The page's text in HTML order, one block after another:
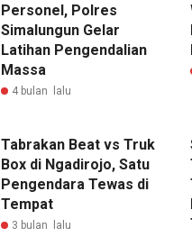
Personel, Polres
Simalungun Gelar
Latihan Pengendalian
Massa
4 bulan lalu
Tabrakan Beat vs Truk
Box di Ngadirojo, Satu
Pengendara Tewas di
Tempat
3 bulan lalu